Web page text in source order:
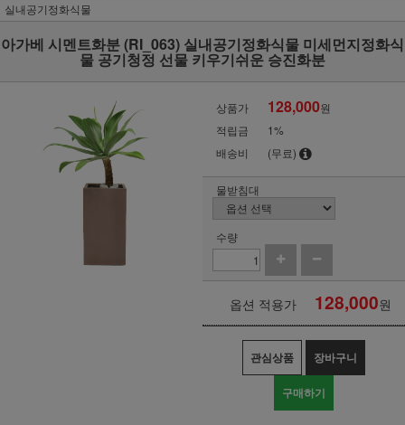
실내공기정화식물
아가베 시멘트화분 (RI_063) 실내공기정화식물 미세먼지정화식
물 공기청정 선물 키우기쉬운 승진화분
상품가 128,000원
적립금
1%
배송비
(무료)
물받침대
수량
옵션 적용가 128,000원
관심상품 장바구니
구매하기